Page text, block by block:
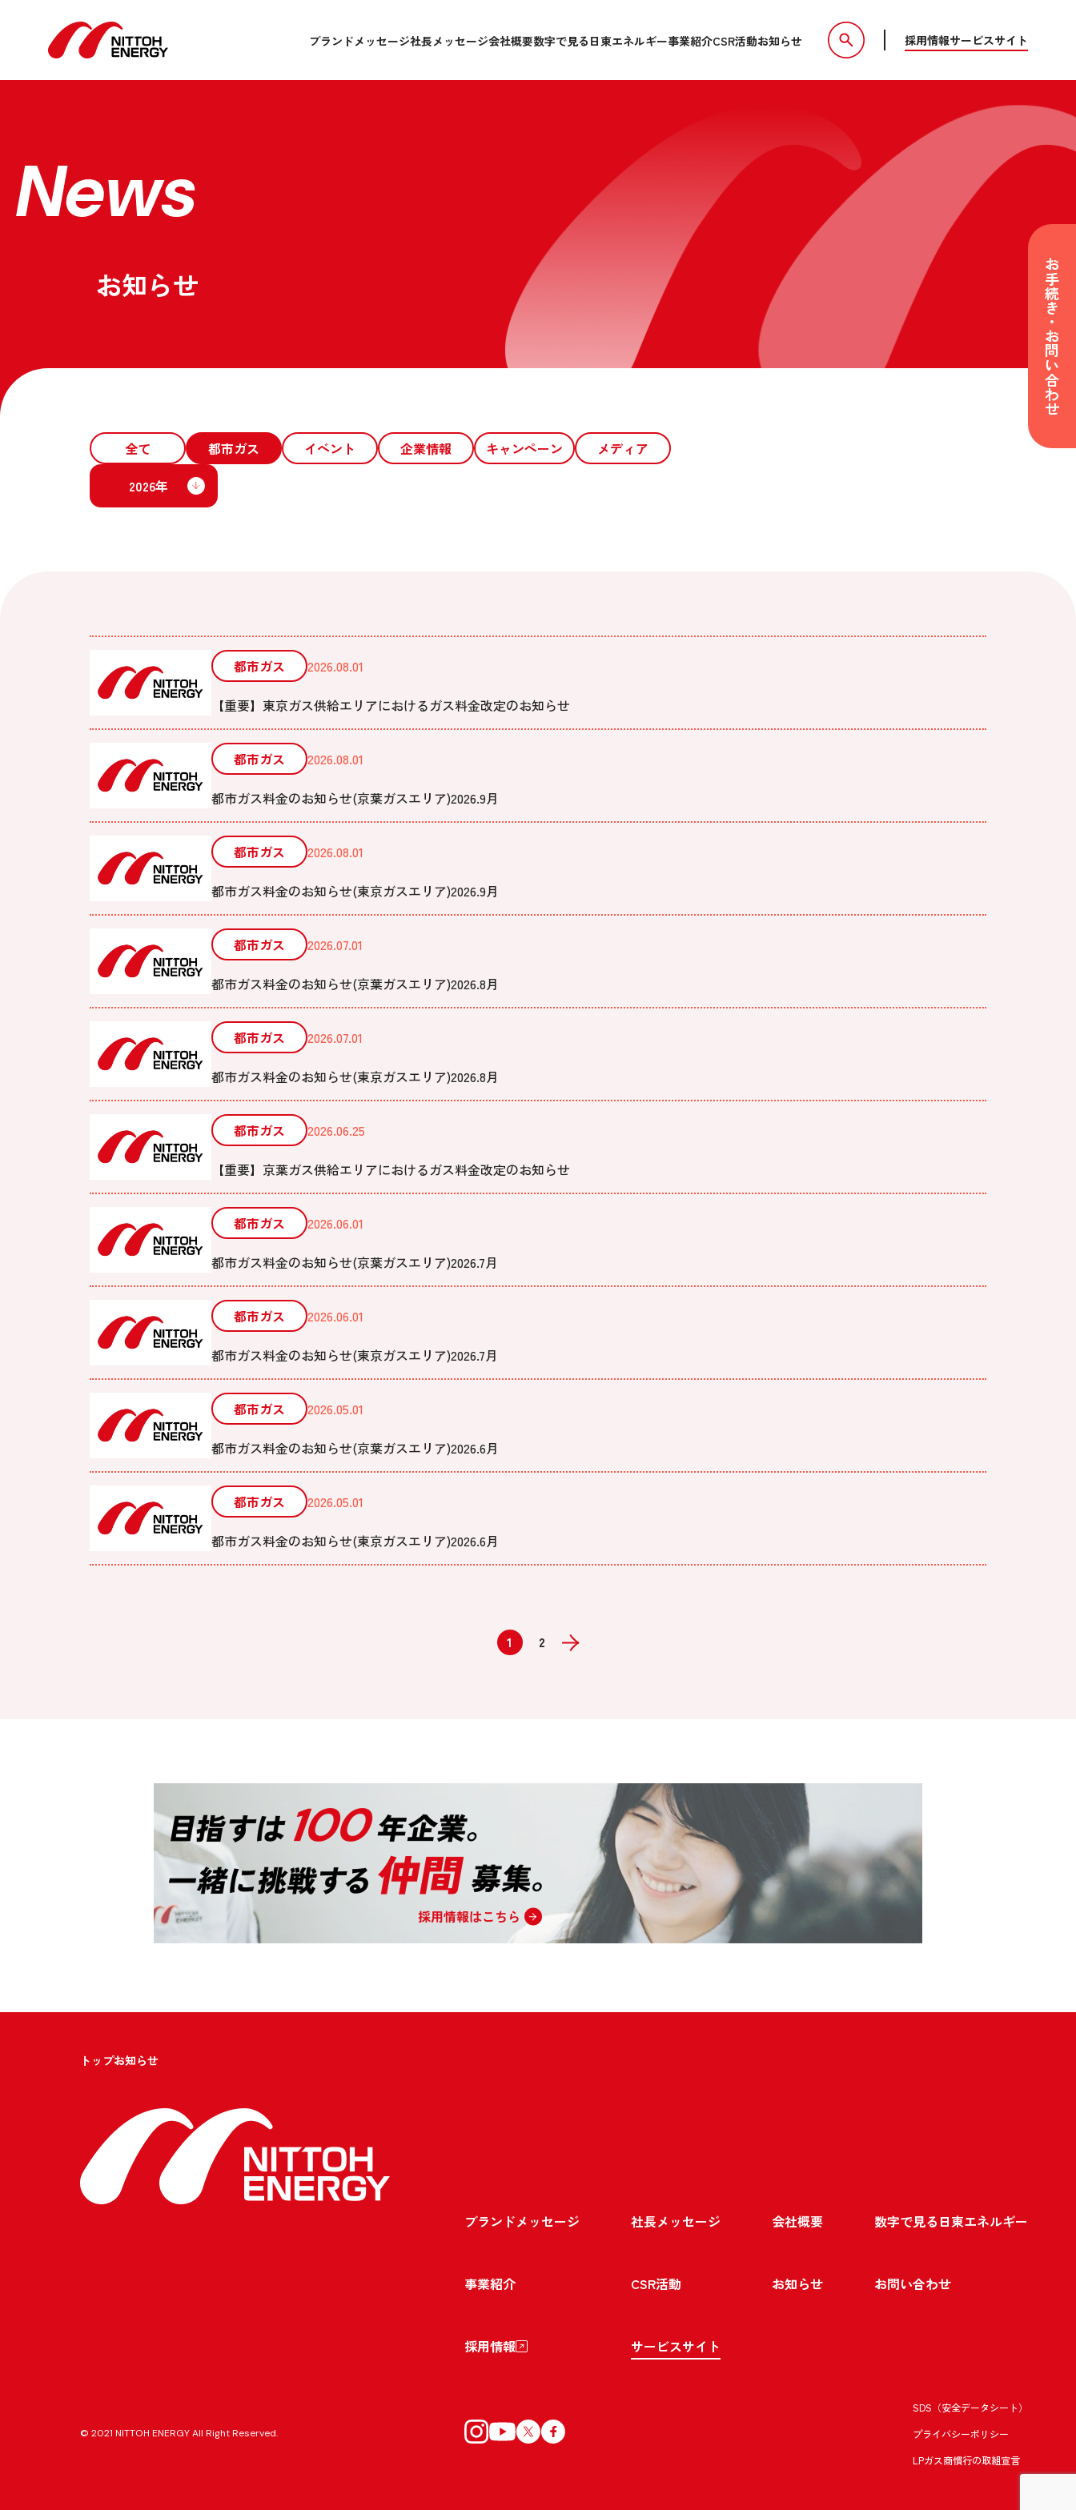
ブランドメッセージ社長メッセージ会社概要数字で見る日東エネルギー事業紹介CSR活動お知らせ 採用情報サービスサイト
News
お知らせ
全て 都市ガス イベント 企業情報 キャンペーン
メディア
2026年
都市ガス 2026.08.01
【重要】東京ガス供給エリアにおけるガス料金改定のお知らせ
都市ガス 2026.08.01
都市ガス料金のお知らせ(京葉ガスエリア)2026.9月
都市ガス 2026.08.01
都市ガス料金のお知らせ(東京ガスエリア)2026.9月
都市ガス 2026.07.01
都市ガス料金のお知らせ(京葉ガスエリア)2026.8月
都市ガス 2026.07.01
都市ガス料金のお知らせ(東京ガスエリア)2026.8月
都市ガス 2026.06.25
【重要】京葉ガス供給エリアにおけるガス料金改定のお知らせ
都市ガス 2026.06.01
都市ガス料金のお知らせ(京葉ガスエリア)2026.7月
都市ガス 2026.06.01
都市ガス料金のお知らせ(東京ガスエリア)2026.7月
都市ガス 2026.05.01
都市ガス料金のお知らせ(京葉ガスエリア)2026.6月
都市ガス 2026.05.01
都市ガス料金のお知らせ(東京ガスエリア)2026.6月
1 2
トップお知らせ
ブランドメッセージ 社長メッセージ 会社概要 数字で見る日東エネルギー
事業紹介 CSR活動 お知らせ お問い合わせ
採用情報 サービスサイト
© 2021 NITTOH ENERGY All Right Reserved.
SDS（安全データシート）
プライバシーポリシー
LPガス商慣行の取組宣言
お手続き・お問い合わせ